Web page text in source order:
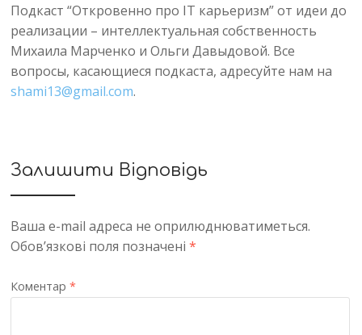
Подкаст “Откровенно про IT карьеризм” от идеи до
реализации – интеллектуальная собственность
Михаила Марченко и Ольги Давыдовой. Все
вопросы, касающиеся подкаста, адресуйте нам на
shami13@gmail.com.
Залишити Відповідь
Ваша e-mail адреса не оприлюднюватиметься.
Обов’язкові поля позначені*
Коментар*